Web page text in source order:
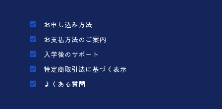
お申し込み方法
お支払方法のご案内
入学後のサポート
特定商取引法に基づく表示
よくある質問